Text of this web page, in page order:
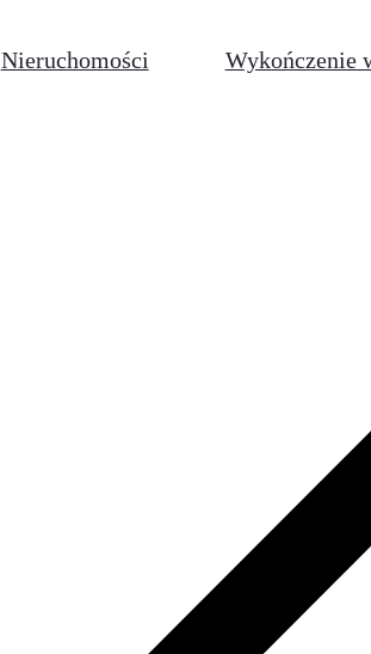
Nieruchomości Wykończenie